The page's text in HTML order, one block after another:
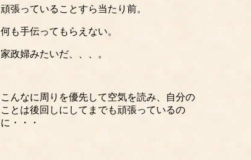
頑張っていることすら当たり前。
何も手伝ってもらえない。
家政婦みたいだ、、、。
こんなに周りを優先して空気を読み、自分の
ことは後回しにしてまでも頑張っているの
に・・・